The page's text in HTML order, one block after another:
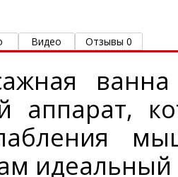
Видео Отзывы 0
аппарат,